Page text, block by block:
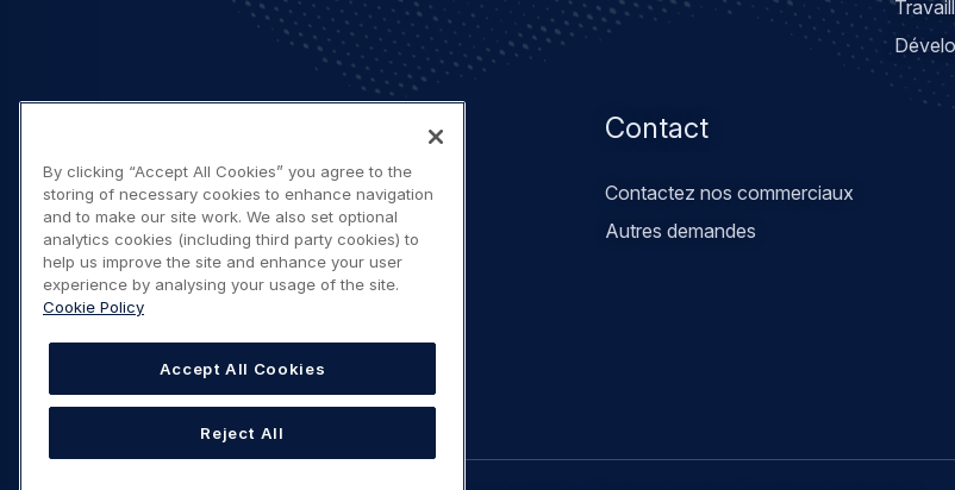
Contact
Contactez nos commerciaux
Autres demandes
By clicking “Accept All Cookies” you agree to the
storing of necessary cookies to enhance navigation
and to make our site work. We also set optional
analytics cookies (including third party cookies) to
help us improve the site and enhance your user
experience by analysing your usage of the site.
Cookie Policy
Accept All Cookies
Reject All